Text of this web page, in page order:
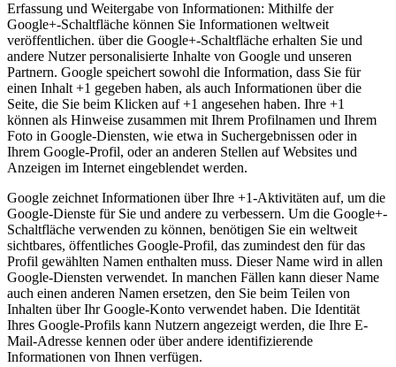
Erfassung und Weitergabe von Informationen: Mithilfe der
Google+-Schaltfläche können Sie Informationen weltweit
veröffentlichen. über die Google+-Schaltfläche erhalten Sie und
andere Nutzer personalisierte Inhalte von Google und unseren
Partnern. Google speichert sowohl die Information, dass Sie für
einen Inhalt +1 gegeben haben, als auch Informationen über die
Seite, die Sie beim Klicken auf +1 angesehen haben. Ihre +1
können als Hinweise zusammen mit Ihrem Profilnamen und Ihrem
Foto in Google-Diensten, wie etwa in Suchergebnissen oder in
Ihrem Google-Profil, oder an anderen Stellen auf Websites und
Anzeigen im Internet eingeblendet werden.
Google zeichnet Informationen über Ihre +1-Aktivitäten auf, um die
Google-Dienste für Sie und andere zu verbessern. Um die Google+-
Schaltfläche verwenden zu können, benötigen Sie ein weltweit
sichtbares, öffentliches Google-Profil, das zumindest den für das
Profil gewählten Namen enthalten muss. Dieser Name wird in allen
Google-Diensten verwendet. In manchen Fällen kann dieser Name
auch einen anderen Namen ersetzen, den Sie beim Teilen von
Inhalten über Ihr Google-Konto verwendet haben. Die Identität
Ihres Google-Profils kann Nutzern angezeigt werden, die Ihre E-
Mail-Adresse kennen oder über andere identifizierende
Informationen von Ihnen verfügen.